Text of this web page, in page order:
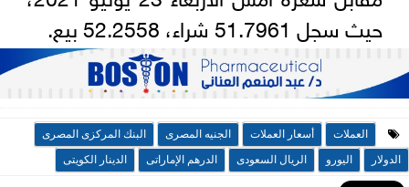
حيث سجل 51.7961 ‏شراء، 52.2558 بيع‎.‎
العملات أسعار العملات الجنيه المصرى
البنك المركزى المصرى
الدولار
اليورو الريال السعودى الدرهم الإماراتى الدينار الكويتى